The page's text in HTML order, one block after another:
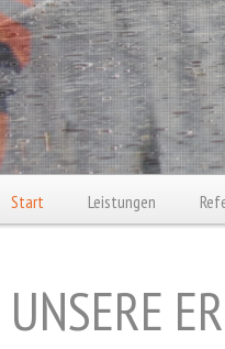
Start Leistungen
UNSERE